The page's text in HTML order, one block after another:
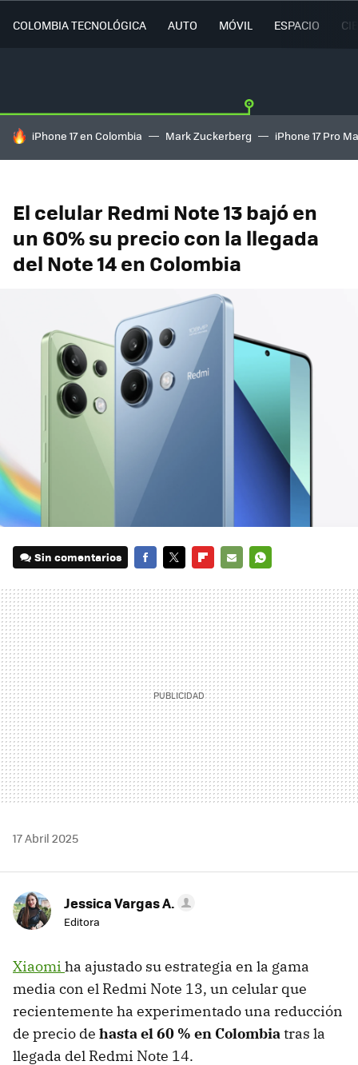
COLOMBIA TECNOLÓGICA AUTO MÓVIL ESPACIO
HOY SE HABLA DE
iPhone 17 en Colombia Mark Zuckerberg iPhone 17 Pro
El celular Redmi Note 13 bajó en
un 60% su precio con la llegada
del Note 14 en Colombia
Sin comentarios
MAIL
17 Abril 2025
Jessica Vargas A.
Editora
Xiaomi ha ajustado su estrategia en la gama
media con el Redmi Note 13, un celular que
recientemente ha experimentado una reducción
de precio de hasta el 60 % en Colombiatras la
llegada del Redmi Note 14.